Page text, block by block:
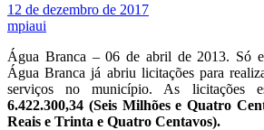
12 de dezembro de 2017
mpiaui
Água Branca – 06 de abril de 2013. Só
Água Branca já abriu licitações para
serviços no município. As licitações
6.422.300,34 (Seis Milhões e Quatro
Reais e Trinta e Quatro Centavos).